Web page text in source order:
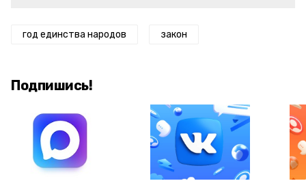
год единства народов закон
Подпишись!